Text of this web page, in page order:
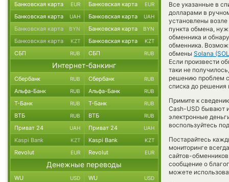
Все указанные в
долларами в
установлены
пункта обмена,
обменника и
обменника.
обмены Solana
Если произвести
таки не
решению проблем с
списка до решения
Примите к
Cash-USD бывают
электронные
воспользуйтесь
Постарайтесь
мониторинге
сайтов-
сообщение о
можете
Банковская карта EUR Банковская карта EUR
Банковская карта UAH Банковская карта UAH
Банковская карта BYN Банковская карта BYN
Банковская карта KZT Банковская карта KZT
СБП RUB СБП RUB
Интернет-банкинг
Сбербанк RUB Сбербанк RUB
Альфа-Банк RUB Альфа-Банк RUB
Т-Банк RUB Т-Банк RUB
ВТБ RUB ВТБ RUB
Приват 24 UAH Приват 24 UAH
Kaspi Bank KZT Kaspi Bank KZT
Revolut EUR Revolut EUR
Денежные переводы
WU USD WU USD